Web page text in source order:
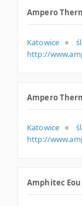
Ampero
Katowice
http://
Ampero
Katowice
http://
Amphitec